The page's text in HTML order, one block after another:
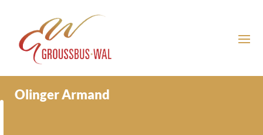
Olinger Armand